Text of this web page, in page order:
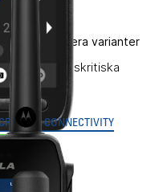
Flera varianter
verksamhetskritiska
CONNECTIVITY